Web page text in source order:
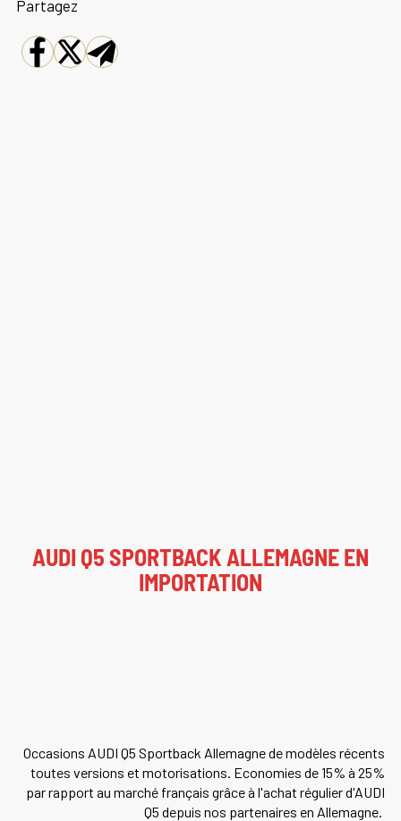
Partagez
AUDI Q5 SPORTBACK ALLEMAGNE EN
IMPORTATION
Occasions AUDI Q5 Sportback Allemagne de modèles récents
toutes versions et motorisations. Economies de 15% à 25%
par rapport au marché français grâce à l'achat régulier d'AUDI
Q5 depuis nos partenaires en Allemagne.